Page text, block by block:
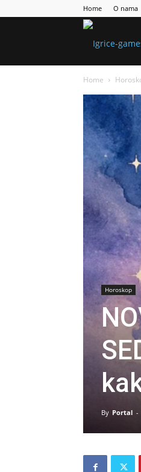
Home O nama
Home
Horoskop
By Portal -